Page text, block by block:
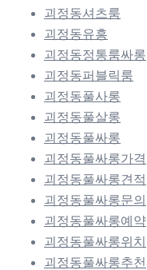
괴정동셔츠룸
괴정동유흥
괴정동정통룸싸롱
괴정동퍼블릭룸
괴정동풀사롱
괴정동풀살롱
괴정동풀싸롱
괴정동풀싸롱가격
괴정동풀싸롱견적
괴정동풀싸롱문의
괴정동풀싸롱예약
괴정동풀싸롱위치
괴정동풀싸롱추천